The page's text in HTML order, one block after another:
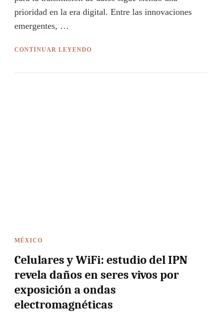
prioridad en la era digital. Entre las innovaciones
emergentes, …
CONTINUAR LEYENDO
MÉXICO
Celulares y WiFi: estudio del IPN
revela daños en seres vivos por
exposición a ondas
electromagnéticas